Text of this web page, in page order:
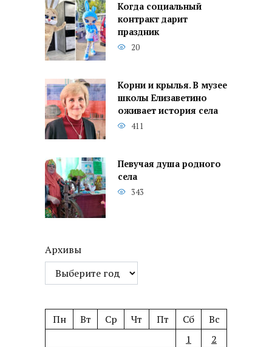
Когда социальный
контракт дарит
праздник
20
Корни и крылья. В музее
школы Елизаветино
оживает история села
411
Певучая душа родного
села
343
Архивы
Пн Вт Ср Чт Пт Сб
Вс
1
2